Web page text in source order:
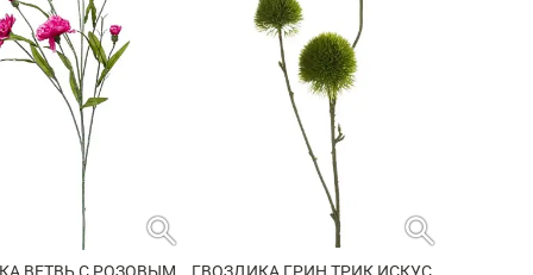
search search
ГВОЗДИКА ГРИН ТРИК ИСКУССТВЕННАЯ